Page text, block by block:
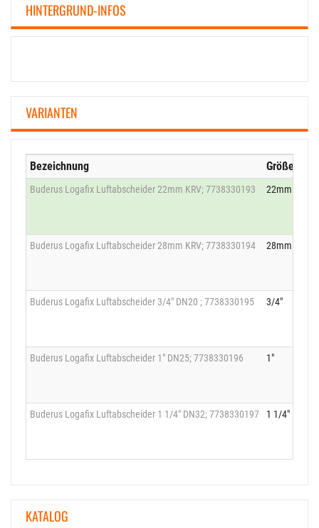
HINTERGRUND-INFOS
VARIANTEN
Bezeichnung Größe
Buderus Logafix Luftabscheider 22mm KRV; 7738330193 22mm
Buderus Logafix Luftabscheider 28mm KRV; 7738330194 28mm
Buderus Logafix Luftabscheider 3/4" DN20 ; 7738330195 3/4"
Buderus Logafix Luftabscheider 1" DN25; 7738330196 1"
Buderus Logafix Luftabscheider 1 1/4" DN32; 7738330197 1 1/4"
KATALOG